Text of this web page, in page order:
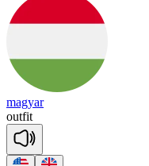
magyar
outfit